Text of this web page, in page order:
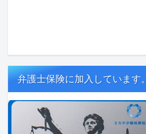
弁護士保険に加入しています。